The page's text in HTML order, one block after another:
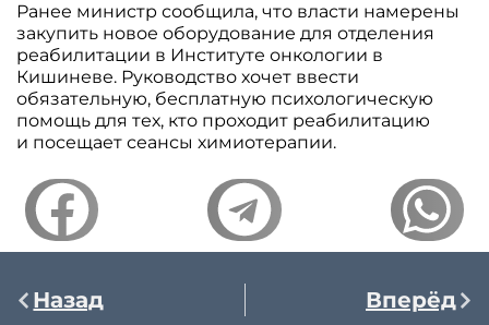
Ранее министр сообщила, что власти намерены
закупить новое оборудование для отделения
реабилитации в Институте онкологии в
Кишиневе. Руководство хочет ввести
обязательную, бесплатную психологическую
помощь для тех, кто проходит реабилитацию
и посещает сеансы химиотерапии.
Назад Вперёд